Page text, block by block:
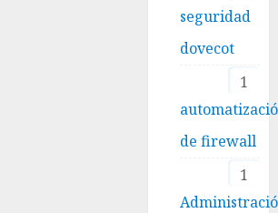
seguridad
dovecot
1
de firewall
1